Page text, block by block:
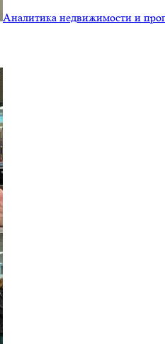
Аналитика недвижимости и